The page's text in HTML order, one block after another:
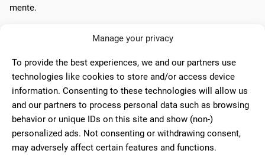
Manage your privacy
To provide the best experiences, we and our partners use
technologies like cookies to store and/or access device
information. Consenting to these technologies will allow us
and our partners to process personal data such as browsing
behavior or unique IDs on this site and show (non-)
personalized ads. Not consenting or withdrawing consent,
may adversely affect certain features and functions.
mente.
Además, la sensación de cumplimiento al llenar un cuaderno
sentimiento de logro es difícil de replicar en el entorno digital
y es valorado por muchos usuarios.
"Un cuaderno de bolsillo puede ser una extensión de la
mente, un espacio privado donde las ideas pueden
crecer y desarrollarse antes de ser compartidas con el
mundo".